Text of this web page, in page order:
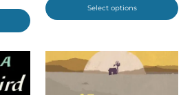
Select options